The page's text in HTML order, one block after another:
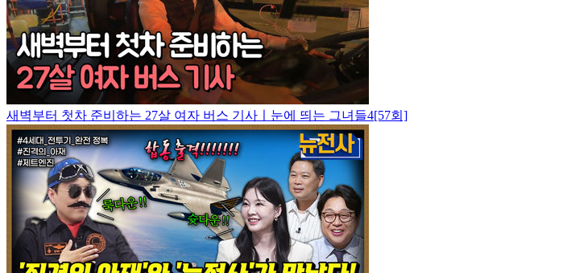
새벽부터 첫차 준비하는 27살 여자 버스 기사ㅣ눈에 띄는 그녀들4[57회]